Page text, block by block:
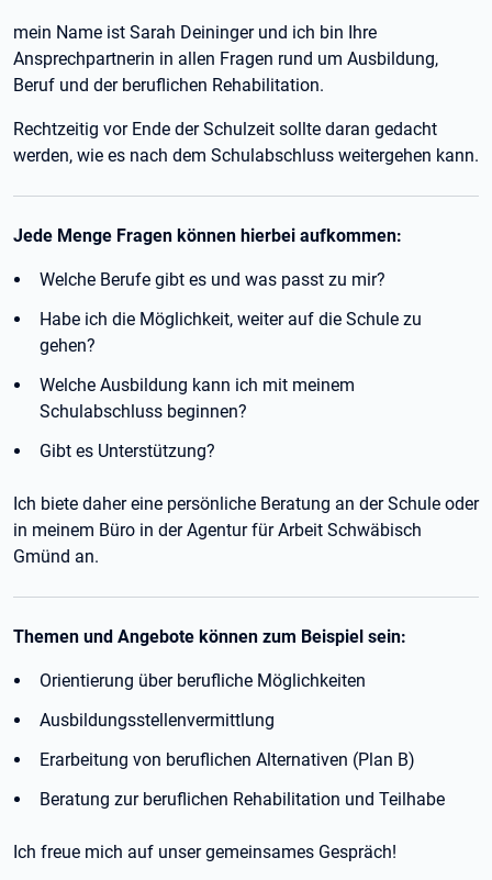
mein Name ist Sarah Deininger und ich bin Ihre
Ansprechpartnerin in allen Fragen rund um Ausbildung,
Beruf und der beruflichen Rehabilitation.
Rechtzeitig vor Ende der Schulzeit sollte daran gedacht
werden, wie es nach dem Schulabschluss weitergehen kann.
Jede Menge Fragen können hierbei aufkommen:
Welche Berufe gibt es und was passt zu mir?
Habe ich die Möglichkeit, weiter auf die Schule zu
gehen?
Welche Ausbildung kann ich mit meinem
Schulabschluss beginnen?
Gibt es Unterstützung?
Ich biete daher eine persönliche Beratung an der Schule oder
in meinem Büro in der Agentur für Arbeit Schwäbisch
Gmünd an.
Themen und Angebote können zum Beispiel sein:
Orientierung über berufliche Möglichkeiten
Ausbildungsstellenvermittlung
Erarbeitung von beruflichen Alternativen (Plan B)
Beratung zur beruflichen Rehabilitation und Teilhabe
Ich freue mich auf unser gemeinsames Gespräch!